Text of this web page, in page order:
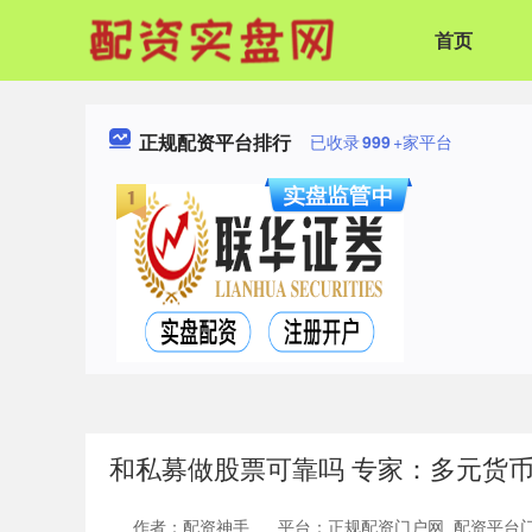
首页
正规配资平台排行 已收录999+家平台
和私募做股票可靠吗 专家：多元货
作者：配资神手 平台：正规配资门户网_配资平台